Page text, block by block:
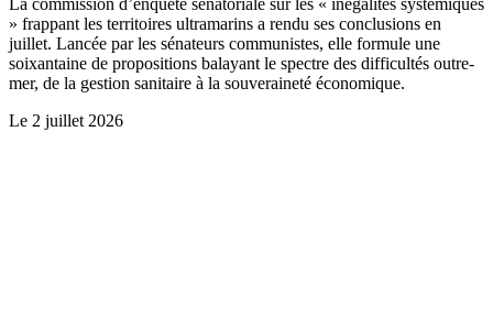
La commission d’enquête sénatoriale sur les « inégalités systémiques
» frappant les territoires ultramarins a rendu ses conclusions en
juillet. Lancée par les sénateurs communistes, elle formule une
soixantaine de propositions balayant le spectre des difficultés outre-
mer, de la gestion sanitaire à la souveraineté économique.
Le 2 juillet 2026